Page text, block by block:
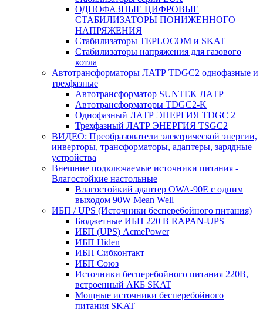
ОДНОФАЗНЫЕ ЦИФРОВЫЕ
СТАБИЛИЗАТОРЫ ПОНИЖЕННОГО
НАПРЯЖЕНИЯ
Стабилизаторы TEPLOCOM и SKAT
Стабилизаторы напряжения для газового
котла
Автотрансформаторы ЛАТР TDGC2 однофазные и
трехфазные
Автотрансформатор SUNTEK ЛАТР
Автотрансформаторы TDGC2-K
Однофазный ЛАТР ЭНЕРГИЯ TDGC 2
Трехфазный ЛАТР ЭНЕРГИЯ TSGC2
ВИДЕО: Преобразователи электрической энергии,
инверторы, трансформаторы, адаптеры, зарядные
устройства
Внешние подключаемые источники питания -
Влагостойкие настольные
Влагостойкий адаптер OWA-90E с одним
выходом 90W Mean Well
ИБП / UPS (Источники бесперебойного питания)
Бюджетные ИБП 220 В RAPAN-UPS
ИБП (UPS) AcmePower
ИБП Hiden
ИБП Сибконтакт
ИБП Союз
Источники бесперебойного питания 220В,
встроенный АКБ SKAT
Мощные источники бесперебойного
питания SKAT